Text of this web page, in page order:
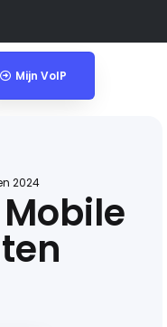
Mijn VoIP
2024